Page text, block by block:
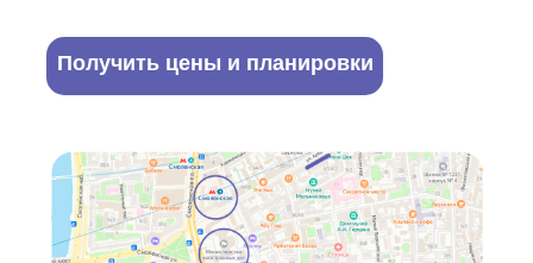
Получить цены и планировки